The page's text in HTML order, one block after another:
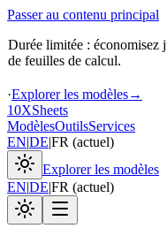
Passer au contenu principal
Durée limitée : économisez
de feuilles de calcul.
·Explorer les modèles→
10XSheets
ModèlesOutilsServices
EN|DE|FR (actuel)
Explorer les modèles
EN|DE|FR (actuel)